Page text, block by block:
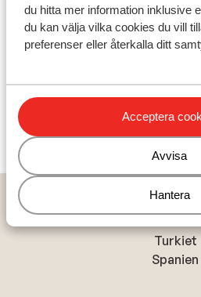
du hitta mer information inklusive
du kan välja vilka cookies du vill
preferenser eller återkalla ditt
Acceptera
Avvisa
Hantera
Populära
Turkiet
Spanien